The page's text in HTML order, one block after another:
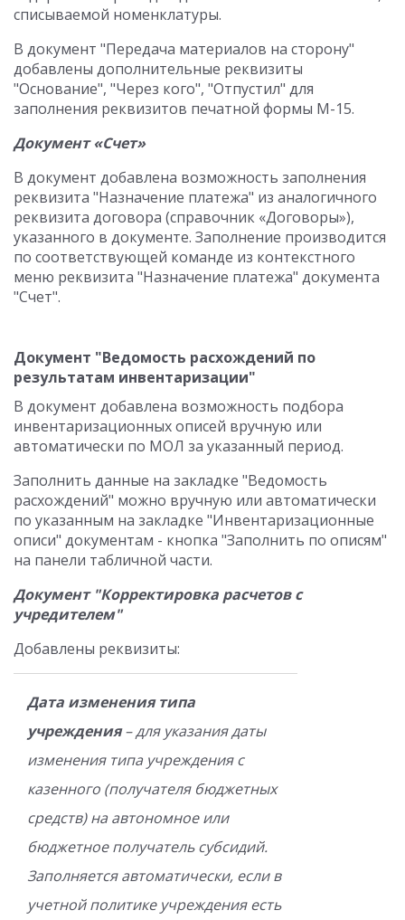
списываемой номенклатуры.
В документ "Передача материалов на сторону"
добавлены дополнительные реквизиты
"Основание", "Через кого", "Отпустил" для
заполнения реквизитов печатной формы М-15.
Документ «Счет»
В документ добавлена возможность заполнения
реквизита "Назначение платежа" из аналогичного
реквизита договора (справочник «Договоры»),
указанного в документе. Заполнение производится
по соответствующей команде из контекстного
меню реквизита "Назначение платежа" документа
"Счет".
Документ "Ведомость расхождений по
результатам инвентаризации"
В документ добавлена возможность подбора
инвентаризационных описей вручную или
автоматически по МОЛ за указанный период.
Заполнить данные на закладке "Ведомость
расхождений" можно вручную или автоматически
по указанным на закладке "Инвентаризационные
описи" документам - кнопка "Заполнить по описям"
на панели табличной части.
Документ "Корректировка расчетов с
учредителем"
Добавлены реквизиты:
Дата изменения типа
учреждения– для указания даты
изменения типа учреждения с
казенного (получателя бюджетных
средств) на автономное или
бюджетное получатель субсидий.
Заполняется автоматически, если в
учетной политике учреждения есть